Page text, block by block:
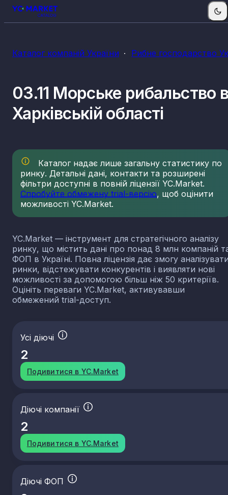
Каталог компаній України Рибне господарство
03.11 Морське рибальство
Харківській області
Каталог надає лише загальну статистику по
ринку. Детальні дані, контакти та розширені
фільтри доступні в повній ліцензії YC.Market.
Спробуйте обмежену trial-версію, щоб оцінити
можливості YC.Market.
YC.Market — інструмент для стратегічного аналізу
ринку, що містить дані про понад 8 млн компаній
ФОП в Україні. Повна ліцензія дає змогу
ринки, відстежувати конкурентів і виявляти нові
можливості за допомогою більш ніж 50 критеріїв.
Оцініть переваги YC.Market, активувавши
обмежений trial-доступ.
Усі діючі
2
Подивитися в YC.Market
Діючі компанії
2
Подивитися в YC.Market
Діючі ФОП